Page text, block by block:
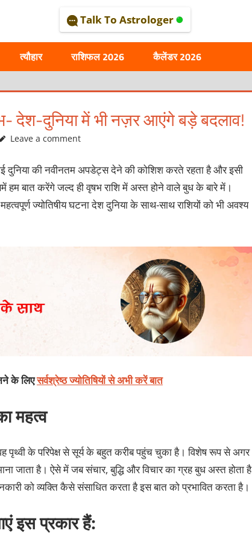
Talk To Astrologer
त्यौहार राशिफल 2026 कैलेंडर 2026
देश-दुनिया में भी नज़र आएंगे बड़े बदलाव!
Leave a comment
दुनिया की नवीनतम अपडेट्स देने की कोशिश करते रहता है और इसी
बात करेंगे जल्द ही वृषभ राशि में अस्त होने वाले बुध के बारे में।
ज्योतिषीय घटना देश दुनिया के साथ-साथ राशियों को भी अवश्य
के लिएसर्वश्रेष्ठ ज्योतिषियों से अभी करें बात
महत्व
पृथ्वी के परिपेक्ष से सूर्य के बहुत करीब पहुंच चुका है। विशेष रूप से अगर
जाता है। ऐसे में जब संचार, बुद्धि और विचार का ग्रह बुध अस्त होता है
को व्यक्ति कैसे संसाधित करता है इस बात को प्रभावित करता है।
इस प्रकार हैं: